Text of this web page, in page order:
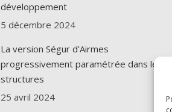
développement
5 décembre 2024
La version Ségur d’Airmes
progressivement paramétrée dans les
structures
25 avril 2024